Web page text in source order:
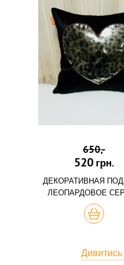
650,-
520 грн.
ДЕКОРАТИВНАЯ
ЛЕОПАРДОВОЕ
КУПИТЬ
Дивитись